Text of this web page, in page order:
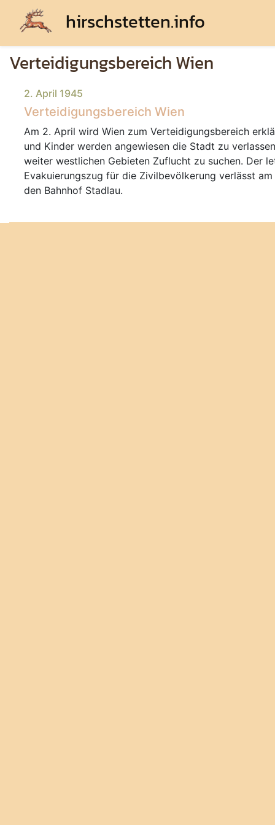
hirschstetten.info
Verteidigungsbereich Wien
2. April 1945
Verteidigungsbereich Wien
Am 2. April wird Wien zum Verteidigungsbereich
und Kinder werden angewiesen die Stadt zu
weiter westlichen Gebieten Zuflucht zu suchen. Der
Evakuierungszug für die Zivilbevölkerung verlässt
den Bahnhof Stadlau.